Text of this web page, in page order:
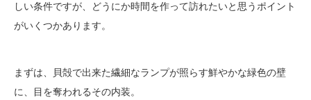
しい条件ですが、どうにか時間を作って訪れたいと思うポイント
がいくつかあります。
まずは、貝殻で出来た繊細なランプが照らす鮮やかな緑色の壁
に、目を奪われるその内装。